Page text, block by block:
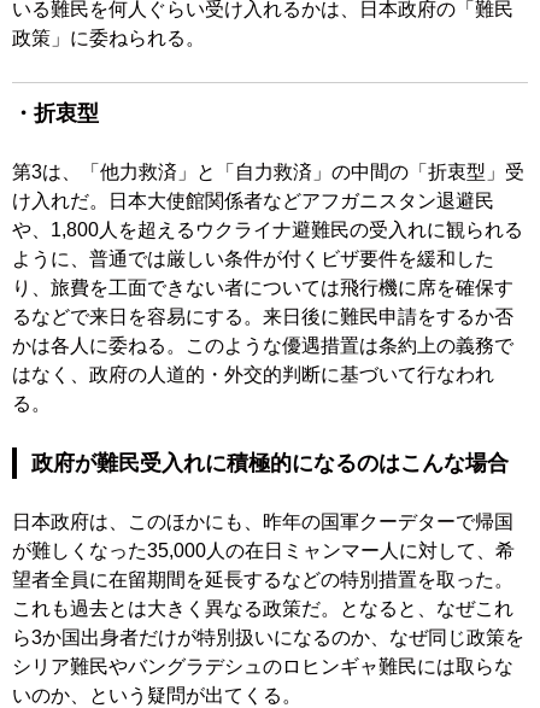
いる難民を何人ぐらい受け入れるかは、日本政府の「難民
政策」に委ねられる。
・折衷型
第3は、「他力救済」と「自力救済」の中間の「折衷型」受
け入れだ。日本大使館関係者などアフガニスタン退避民
や、1,800人を超えるウクライナ避難民の受入れに観られる
ように、普通では厳しい条件が付くビザ要件を緩和した
り、旅費を工面できない者については飛行機に席を確保す
るなどで来日を容易にする。来日後に難民申請をするか否
かは各人に委ねる。このような優遇措置は条約上の義務で
はなく、政府の人道的・外交的判断に基づいて行なわれ
る。
政府が難民受入れに積極的になるのはこんな場合
日本政府は、このほかにも、昨年の国軍クーデターで帰国
が難しくなった35,000人の在日ミャンマー人に対して、希
望者全員に在留期間を延長するなどの特別措置を取った。
これも過去とは大きく異なる政策だ。となると、なぜこれ
ら3か国出身者だけが特別扱いになるのか、なぜ同じ政策を
シリア難民やバングラデシュのロヒンギャ難民には取らな
いのか、という疑問が出てくる。